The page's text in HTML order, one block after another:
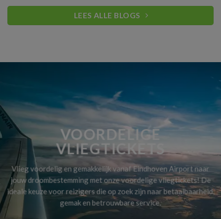
LEES ALLE BLOGS
VOORDELIGE
VLIEGTICKETS
Vlieg voordelig en gemakkelijk vanaf Eindhoven Airport naar
jouw droombestemming met onze voordelige vliegtickets! De
ideale keuze voor reizigers die op zoek zijn naar betaalbaarheid,
gemak en betrouwbare service.